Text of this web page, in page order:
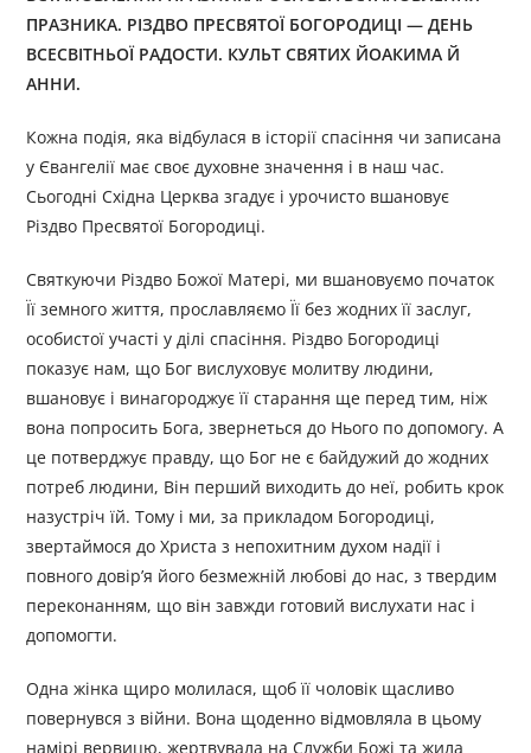
ПРАЗНИКА. РІЗДВО ПРЕСВЯТОЇ БОГОРОДИЦІ — ДЕНЬ
ВСЕСВІТНЬОЇ РАДОСТИ. КУЛЬТ СВЯТИХ ЙОАКИМА Й
АННИ.
Кожна подія, яка відбулася в історії спасіння чи записана
у Євангелії має своє духовне значення і в наш час.
Сьогодні Східна Церква згадує і урочисто вшановує
Різдво Пресвятої Богородиці.
Святкуючи Різдво Божої Матері, ми вшановуємо початок
Її земного життя, прославляємо Її без жодних її заслуг,
особистої участі у ділі спасіння. Різдво Богородиці
показує нам, що Бог вислуховує молитву людини,
вшановує і винагороджує її старання ще перед тим, ніж
вона попросить Бога, звернеться до Нього по допомогу. А
це потверджує правду, що Бог не є байдужий до жодних
потреб людини, Він перший виходить до неї, робить крок
назустріч їй. Тому і ми, за прикладом Богородиці,
звертаймося до Христа з непохитним духом надії і
повного довір’я його безмежній любові до нас, з твердим
переконанням, що він завжди готовий вислухати нас і
допомогти.
Одна жінка щиро молилася, щоб її чоловік щасливо
повернувся з війни. Вона щоденно відмовляла в цьому
намірі вервицю, жертвувала на Служби Божі та жила